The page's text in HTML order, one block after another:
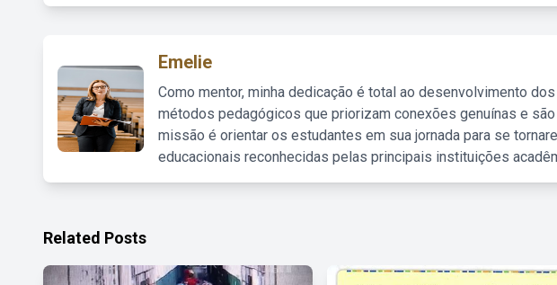
Emelie
Como mentor, minha dedicação é total ao desenvolvimento
métodos pedagógicos que priorizam conexões genuínas e
missão é orientar os estudantes em sua jornada para se
educacionais reconhecidas pelas principais instituições
Related Posts